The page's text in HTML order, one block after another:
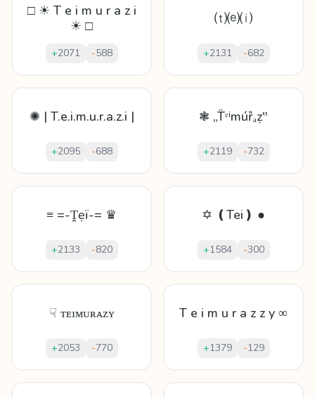
□ ☀ T e i m u r a z i
☀ □
+2071 -588
⒯⒠⒤
+2131 -682
✺ | T.e.i.m.u.r.a.z.i |
+2095 -688
❃ „T̈ᵉⁱmúȑₐẓ‟
+2119 -732
≡ =-Ṱẹï-= ♛
+2133 -820
✡ ❪Tei❫ ●
+1584 -300
☟ ᴛᴇɪᴍᴜʀᴀᴢʏ
+2053 -770
T e i m u r a z z y ∞
+1379 -129